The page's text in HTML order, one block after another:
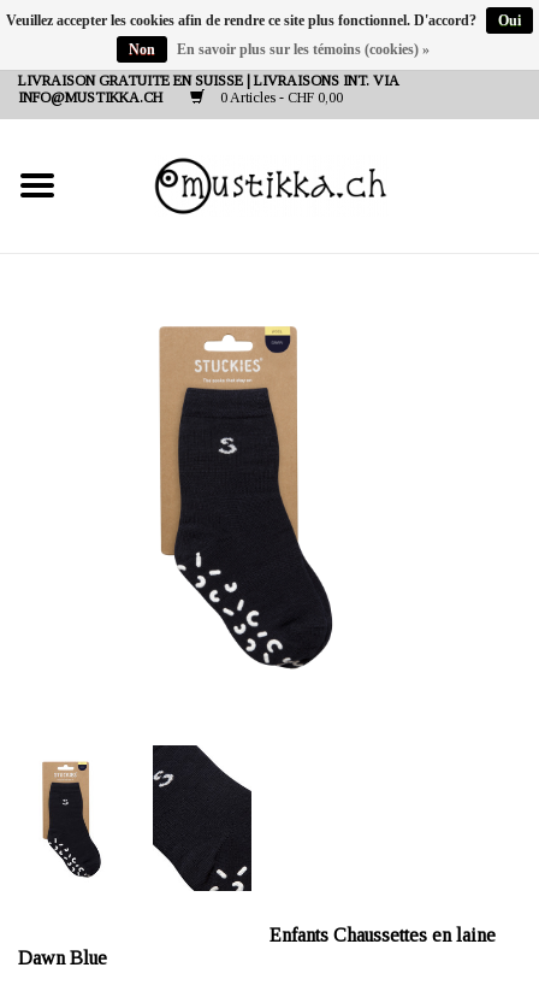
LIVRAISON GRATUITE EN SUISSE | LIVRAISONS INT. VIA
INFO@MUSTIKKA.CH
0 Articles - CHF 0,00
NEW IN
SHOP - A PIECE OF
FINLAND FOR YOU
Enfants Chaussettes en laine
Dawn Blue
Veuillez accepter les cookies afin de rendre ce site plus fonctionnel. D'accord?
Oui
Non
En savoir plus sur les témoins (cookies) »